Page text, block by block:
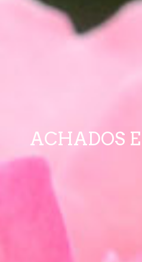
ACHADOS